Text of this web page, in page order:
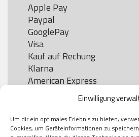
Einwilligung
Um dir ein optimales Erlebnis zu bieten,
Cookies, um Geräteinformationen zu
Apple Pay
Paypal
GooglePay
Visa
Kauf auf Rechung
Klarna
American Express
Versand